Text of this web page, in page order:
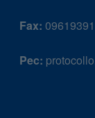
Fax:
Pec: